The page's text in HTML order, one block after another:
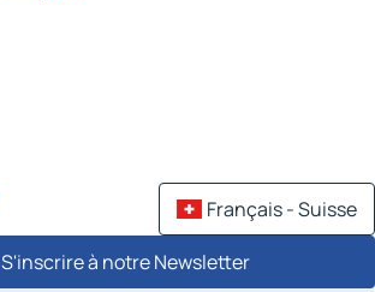
Français - Suisse
S'inscrire à notre Newsletter